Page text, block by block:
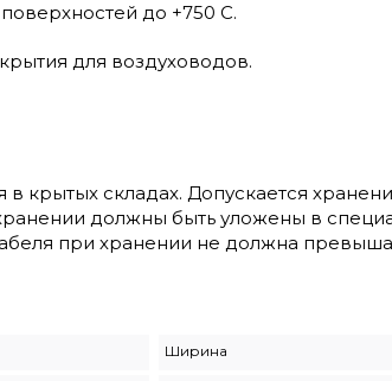
до +750 С.
для воздуховодов.
крытых складах. Допускается
должны быть уложены в
при хранении не должна
Ширина